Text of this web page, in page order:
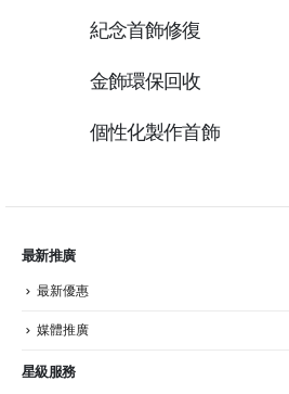
紀念首飾修復
金飾環保回收
個性化製作首飾
最新推廣
最新優惠
媒體推廣
星級服務